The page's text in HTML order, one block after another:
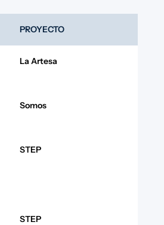
PROYECTO
La Artesa
Somos
STEP
STEP